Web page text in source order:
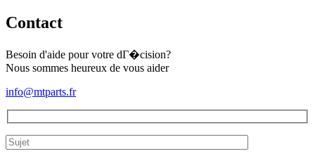
Contact
Besoin d'aide pour votre dГ�cision?
Nous sommes heureux de vous aider
info@mtparts.fr